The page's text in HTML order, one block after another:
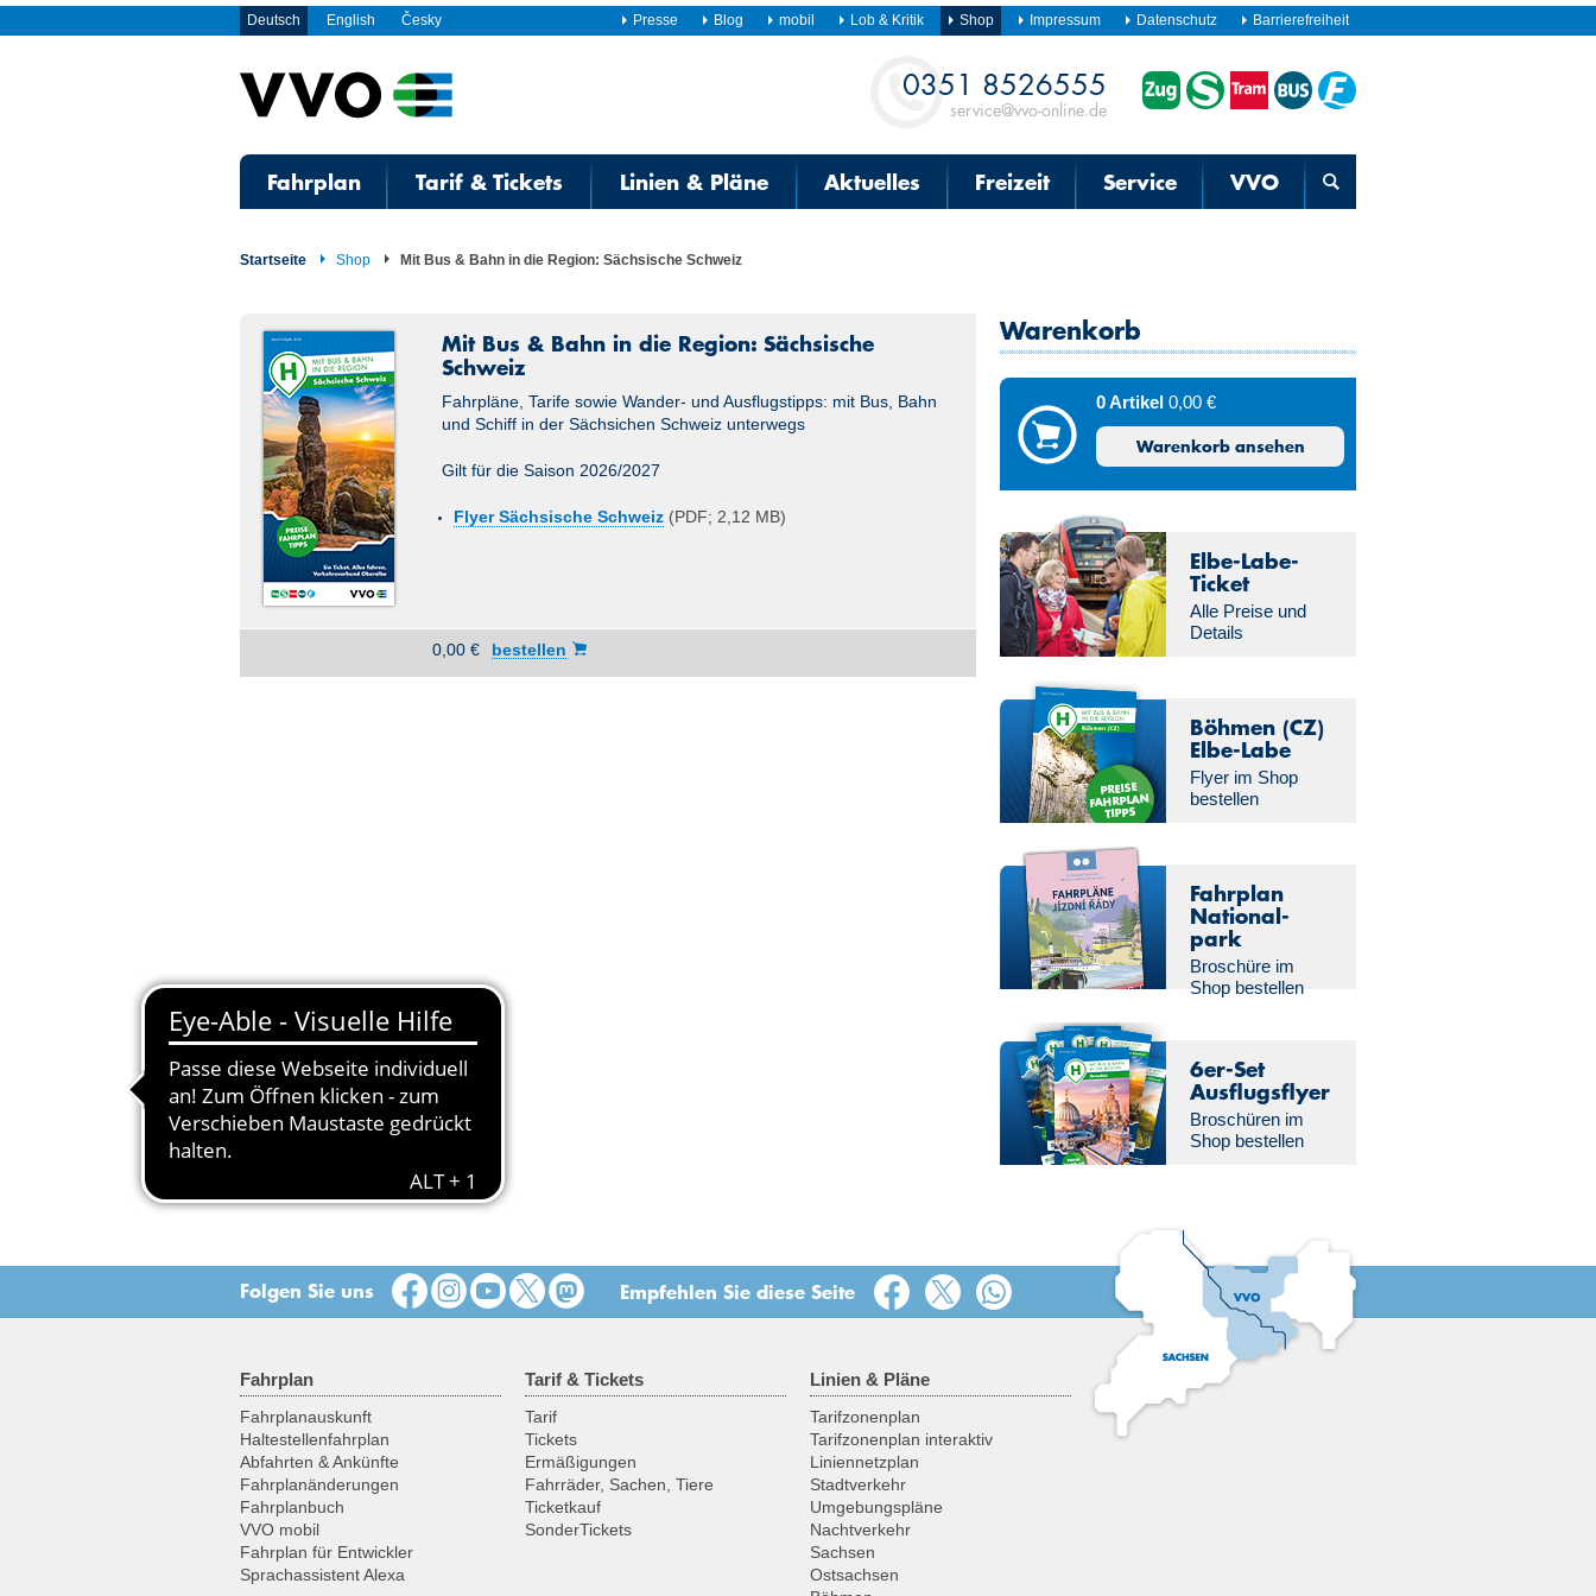
Deutsch English Česky Presse Blog mobil Lob & Kritik Shop Impressum Datenschutz Barrierefreiheit
Kontakt
0351 8526555
service@vvo-online.de
Fahrplanauskunft
für
Zug,
Bus
und
Fähre
Fahrplan Tarif & Tickets Linien & Pläne Aktuelles Freizeit Service VVO
Startseite Shop Mit Bus & Bahn in die Region: Sächsische Schweiz
Mit Bus & Bahn in die Region: Sächsische
Schweiz
Fahrpläne, Tarife sowie Wander- und Ausflugstipps: mit Bus, Bahn
und Schiff in der Sächsichen Schweiz unterwegs
Gilt für die Saison 2026/2027
Flyer Sächsische Schweiz(PDF; 2,12 MB)
0,00 € bestellen
Warenkorb
0 Artikel0,00 €
Warenkorb ansehen
Elbe-Labe-
Ticket
Alle Preise und
Details
Böhmen (CZ)
Elbe-Labe
Flyer im Shop
bestellen
Fahrplan
National­
park
Broschüre im
Shop bestellen
6er-Set
Ausflugs­flyer
Broschüren im
Shop bestellen
Folgen Sie uns Empfehlen Sie diese Seite
Fahrplan
Fahrplanauskunft
Haltestellenfahrplan
Abfahrten & Ankünfte
Fahrplanänderungen
Fahrplanbuch
VVO mobil
Fahrplan für Entwickler
Sprachassistent Alexa
Tarif & Tickets
Tarif
Tickets
Ermäßigungen
Fahrräder, Sachen, Tiere
Ticketkauf
SonderTickets
Linien & Pläne
Tarifzonenplan
Tarifzonenplan interaktiv
Liniennetzplan
Stadtverkehr
Umgebungspläne
Nachtverkehr
Sachsen
Ostsachsen